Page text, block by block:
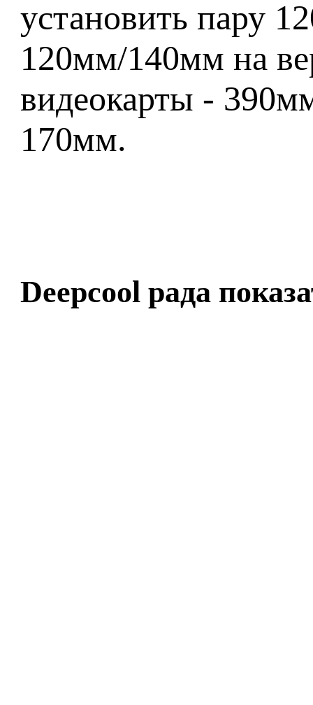
установить пару
120мм/140мм на
видеокарты -
170мм.
Deepcool рада